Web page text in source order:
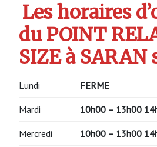
Les horaires
du POINT
SIZE à SARAN
Lundi FERME
Mardi 10h00 – 13h00
Mercredi 10h00 – 13h00